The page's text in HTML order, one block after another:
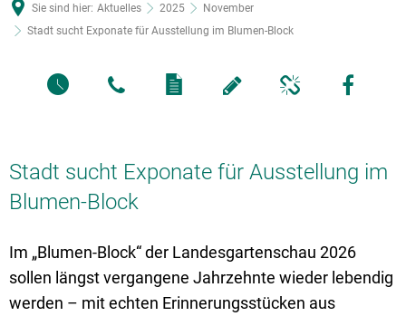
Sie sind hier: Aktuelles 2025
November
Stadt sucht Exponate für Ausstellung im Blumen-Block
Stadt sucht Exponate für Ausstellung im
Blumen-Block
Im „Blumen-Block“ der Landesgartenschau 2026
sollen längst vergangene Jahrzehnte wieder lebendig
werden – mit echten Erinnerungsstücken aus